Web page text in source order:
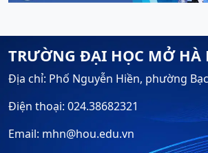
TRƯỜNG ĐẠI HỌC MỞ HÀ
Địa chỉ: Phố Nguyễn Hiền, phường
Điện thoại: 024.38682321
Email: mhn@hou.edu.vn